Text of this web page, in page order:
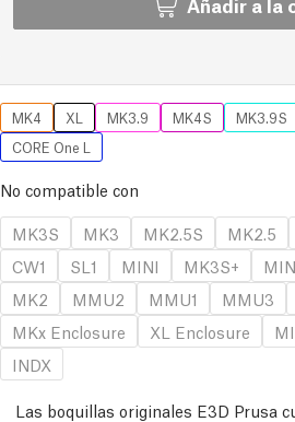
MK4 XL MK3.9 MK4S MK3.9S
CORE One L
No compatible con
MK3S
MK3 MK2.5S MK2.5
CW1
SL1 MINI MK3S+
MK2
MMU2 MMU1 MMU3
MKx Enclosure
XL Enclosure
INDX
Las boquillas originales E3D Prusa